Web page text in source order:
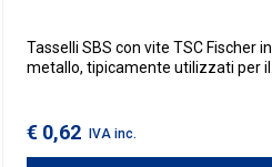
Tasselli SBS con vite TSC Fischer in
metallo, tipicamente utilizzati per il
e mobili pensili.
€ 0,62 IVA inc.